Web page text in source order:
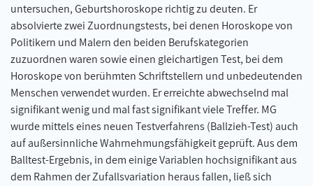
untersuchen, Geburtshoroskope richtig zu deuten. Er
absolvierte zwei Zuordnungstests, bei denen Horoskope von
Politikern und Malern den beiden Berufskategorien
zuzuordnen waren sowie einen gleichartigen Test, bei dem
Horoskope von berühmten Schriftstellern und unbedeutenden
Menschen verwendet wurden. Er erreichte abwechselnd mal
signifikant wenig und mal fast signifikant viele Treffer. MG
wurde mittels eines neuen Testverfahrens (Ballzieh-Test) auch
auf außersinnliche Wahrnehmungsfähigkeit geprüft. Aus dem
Balltest-Ergebnis, in dem einige Variablen hochsignifikant aus
dem Rahmen der Zufallsvariation heraus fallen, ließ sich